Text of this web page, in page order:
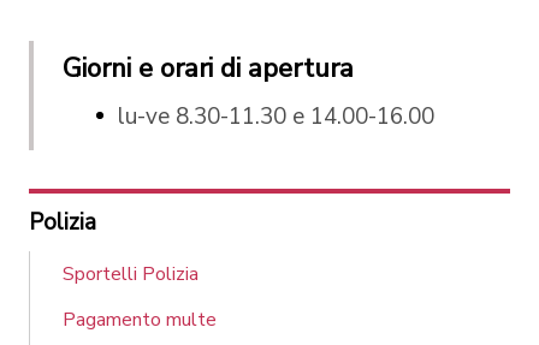
Giorni e orari di apertura
lu-ve 8.30-11.30 e 14.00-16.00
Polizia
Sportelli Polizia
Pagamento multe